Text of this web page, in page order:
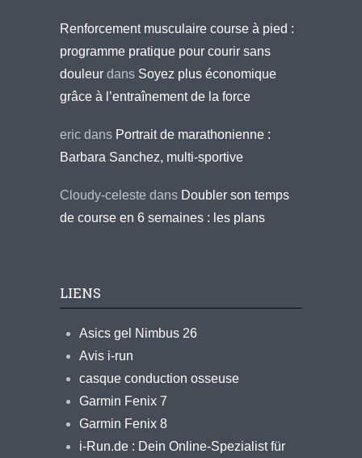
Renforcement musculaire course à pied :
programme pratique pour courir sans
douleur dans Soyez plus économique
grâce à l’entraînement de la force
eric dans Portrait de marathonienne :
Barbara Sanchez, multi-sportive
Cloudy-celeste dans Doubler son temps
de course en 6 semaines : les plans
LIENS
Asics gel Nimbus 26
Avis i-run
casque conduction osseuse
Garmin Fenix 7
Garmin Fenix 8
i-Run.de : Dein Online-Spezialist für